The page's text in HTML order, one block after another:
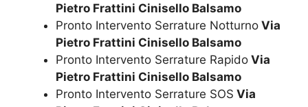
Pietro Frattini Cinisello Balsamo
Pronto Intervento Serrature Notturno Via
Pietro Frattini Cinisello Balsamo
Pronto Intervento Serrature Rapido Via
Pietro Frattini Cinisello Balsamo
Pronto Intervento Serrature SOS Via